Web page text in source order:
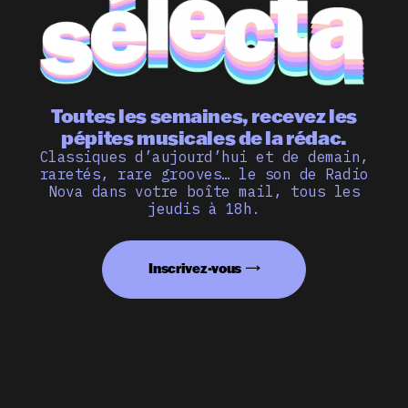
Toutes les semaines, recevez les
pépites musicales de la rédac.
Classiques d’aujourd’hui et de demain,
raretés, rare grooves… le son de Radio
Nova dans votre boîte mail, tous les
jeudis à 18h.
Inscrivez-vous